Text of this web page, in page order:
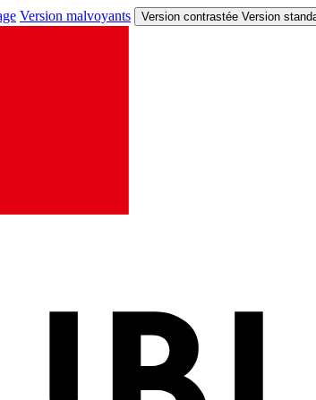
Version malvoyants Version contrastée Version